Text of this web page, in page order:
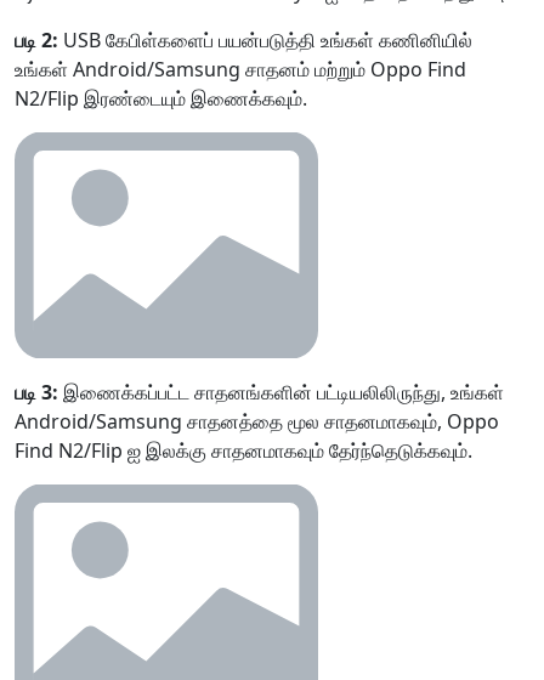
படி 2: USB கேபிள்களைப் பயன்படுத்தி உங்கள் கணினியில்
உங்கள் Android/Samsung சாதனம் மற்றும் Oppo Find
N2/Flip இரண்டையும் இணைக்கவும்.
படி 3: இணைக்கப்பட்ட சாதனங்களின் பட்டியலிலிருந்து, உங்கள்
Android/Samsung சாதனத்தை மூல சாதனமாகவும், Oppo
Find N2/Flip ஐ இலக்கு சாதனமாகவும் தேர்ந்தெடுக்கவும்.